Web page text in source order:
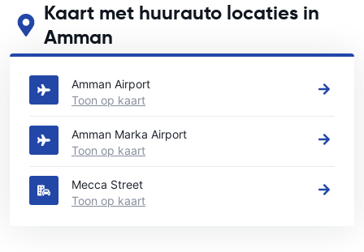
Kaart met huurauto locaties in
Amman
Zie onze belangrijkste autoverhuur locaties in Amman
Amman Airport
Toon op kaart
Amman Marka Airport
Toon op kaart
Mecca Street
Toon op kaart